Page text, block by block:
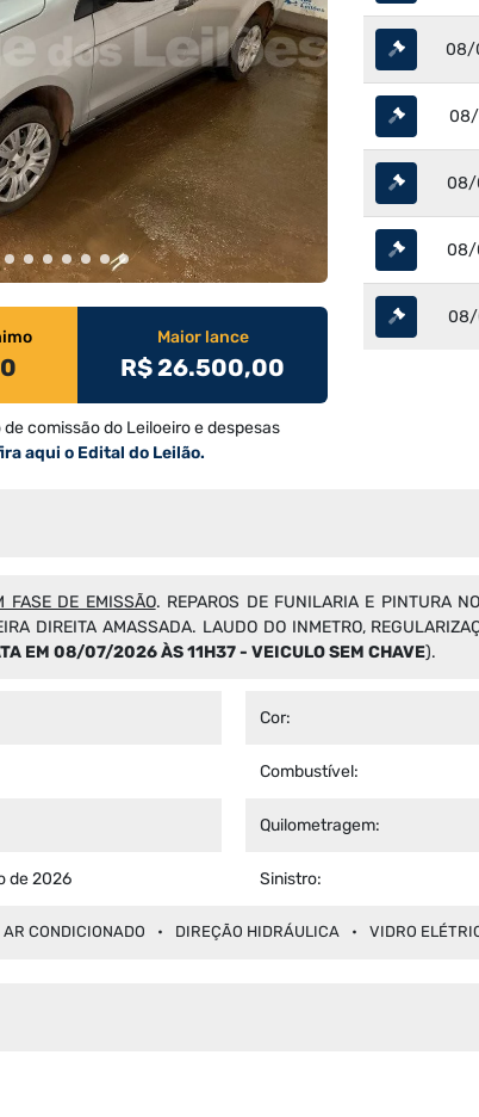
Maior lance
R$ 26.500,00
comissão do Leiloeiro e despesas
aqui o Edital do Leilão.
08/
08/
08/
08/
08/
FASE DE EMISSÃO. REPAROS DE FUNILARIA E PINTURA
DIREITA AMASSADA. LAUDO DO INMETRO,
EM 08/07/2026 ÀS 11H37 - VEICULO SEM CHAVE).
de 2026
Cor:
Combustível:
Quilometragem:
Sinistro:
AR CONDICIONADO DIREÇÃO HIDRÁULICA VIDRO